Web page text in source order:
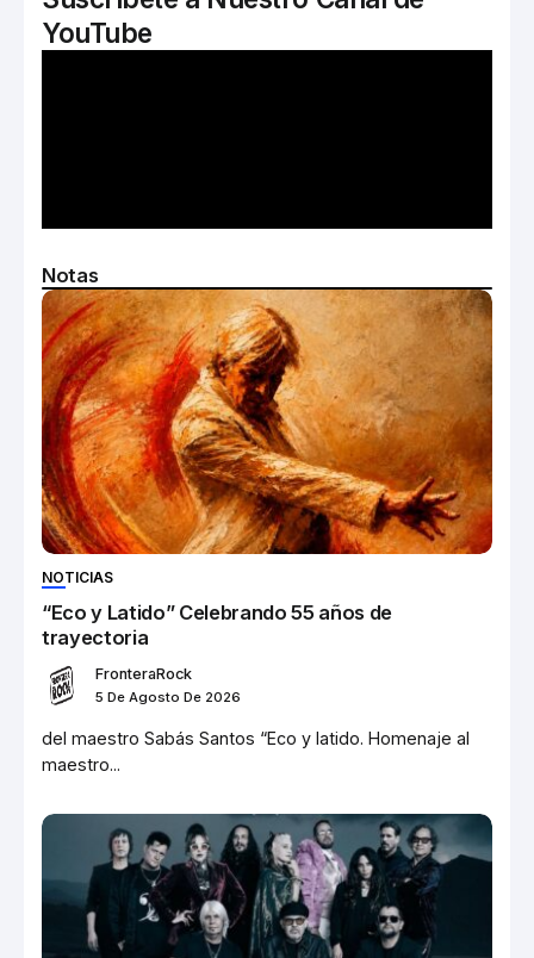
YouTube
Notas
NOTICIAS
“Eco y Latido” Celebrando 55 años de
trayectoria
FronteraRock
5 De Agosto De 2026
del maestro Sabás Santos “Eco y latido. Homenaje al
maestro...